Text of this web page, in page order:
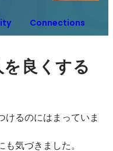
Connections
を良くする
けるのにはまっていま
気づきました。